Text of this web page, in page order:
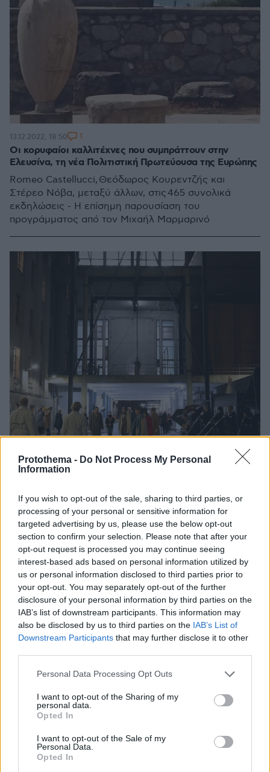
Protothema - Do Not Process My Personal
Information
If you wish to opt-out of the sale, sharing to third parties, or
processing of your personal or sensitive information for
targeted advertising by us, please use the below opt-out
section to confirm your selection. Please note that after your
opt-out request is processed you may continue seeing
interest-based ads based on personal information utilized by
us or personal information disclosed to third parties prior to
your opt-out. You may separately opt-out of the further
disclosure of your personal information by third parties on the
IAB’s list of downstream participants. This information may
also be disclosed by us to third parties on the IAB’s List of
Downstream Participants that may further disclose it to other
Please note that this website/app uses one or more Google
not limited to your visit or usage behaviour. You may click to
grant or deny consent to Google and its third-party tags to
use your data for below specified purposes in below Google
consent section.
Personal Data Processing Opt Outs
I want to opt-out of the Sharing of my
personal data.
Opted In
I want to opt-out of the Sale of my
Personal Data.
Opted In
Οι κορυφαίοι καλλιτέχνες που συμπράττουν στην
Ελευσίνα, τη νέα Πολιτιστική Πρωτεύουσα της Ευρώπης
Romeo Castellucci, Θεόδωρος Κουρεντζής και
Στέρεο Νόβα, μεταξύ άλλων, στις 465 συνολικά
εκδηλώσεις - Η επίσημη παρουσίαση του
προγράμματος από τον Μιχαήλ Μαρμαρινό
13.12.2022, 18:50 1
Ο Μιχαήλ Μαρμαρινός μεταφράζει θεατρικά τον
μουσικό κόσμο του Γιάννη Χρήστου στη Στέγη
Η δράση έχει ως σημείο αφετηρίας το Πάντειο
Πανεπιστήμιο, περνά από την υπόγεια διάβαση της
Λεωφόρου Συγγρού και καταλήγει στο κτίριο της
Στέγης.
04.04.2022, 06:35